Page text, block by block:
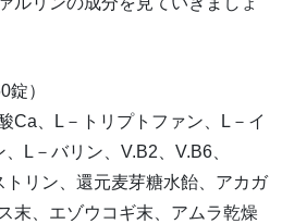
錠）
Ca、L－トリプトファン、L－イ
L－バリン、V.B2、V.B6、
リン、還元麦芽糖水飴、アカガ
末、エゾウコギ末、アムラ乾燥